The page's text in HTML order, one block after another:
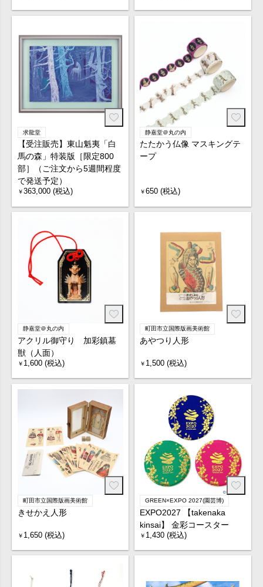
求龍堂
【受注販売】東山魁夷「白
馬の森」特装版［限定800
部］（ご注文から5週間程度
で発送予定）
￥363,000 (税込)
静嘉堂＠丸の内
たたかう仏像 マスキングテ
ープ
￥650 (税込)
静嘉堂＠丸の内
アクリル御守り 加彩鎮墓
獣（人面）
￥ 1,600 (税込)
町田市立国際版画美術館
あやつり人形
￥ 1,500 (税込)
町田市立国際版画美術館
きせかえ人形
￥ 1,650 (税込)
GREEN×EXPO 2027(園芸博)
EXPO2027 【takenaka
kinsai】 金彩コースター
￥ 1,430 (税込)